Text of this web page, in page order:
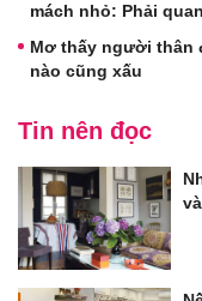
mách nhỏ: Phải
Mơ thấy người thân
nào cũng xấu
Tin nên đọc